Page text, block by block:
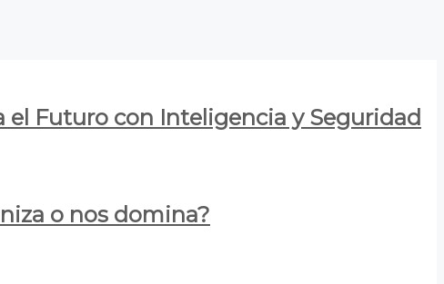
el Futuro con Inteligencia y Seguridad
o nos domina?